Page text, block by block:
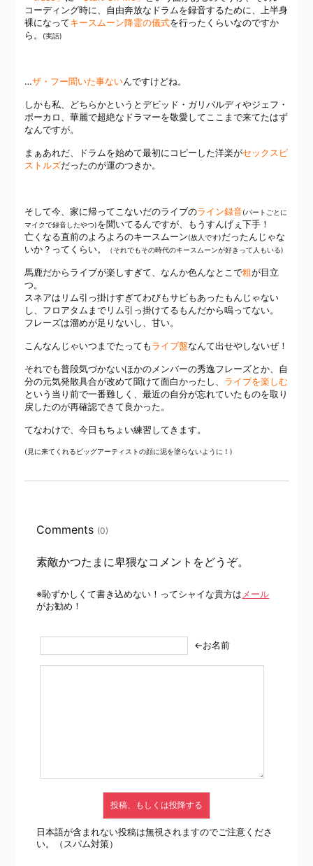
コーディング時に、自由奔放なドラムを録音するために、上半身
裸になってキースムーン降霊の儀式を行ったくらいなのですか
ら。
(実話)
…ザ・フー聞いた事ないんですけどね。
しかも私、どちらかというとデビッド・ガリバルディやジェフ・
ポーカロ、華麗で超絶なドラマーを敬愛してここまで来てたはず
なんですが。
まぁあれだ、ドラムを始めて最初にコピーした洋楽がセックスピ
ストルズだったのが運のつきか。
そして今、家に帰ってこないだのライブのライン録音(パートごとに
マイクで録音したやつ)を聞いてるんですが、もうすんげぇ下手！
亡くなる直前のよろよろのキースムーン(故人です)だったんじゃな
いか？ってくらい。
（それでもその時代のキースムーンが好きって人もいる)
馬鹿だからライブが楽しすぎて、なんか色んなとこで粗が目立
つ。
スネアはリム引っ掛けすぎてわびもサビもあったもんじゃない
し、フロアタムまでリム引っ掛けてるもんだから鳴ってない。
フレーズは溜めが足りないし、甘い。
こんなんじゃいつまでたってもライブ盤なんて出せやしないぜ！
それでも普段気づかないほかのメンバーの秀逸フレーズとか、自
分の元気発散具合が改めて聞けて面白かったし、 ライブを楽しむ
という当り前で一番難しく、最近の自分が忘れていたものを取り
戻したのが再確認できて良かった。
てなわけで、今日もちょい練習してきます。
(見に来てくれるビッグアーティストの顔に泥を塗らないように！)
Comments (0)
素敵かつたまに卑猥なコメントをどうぞ。
※恥ずかしくて書き込めない！ってシャイな貴方は メール
がお勧め！
←お名前
日本語が含まれない投稿は無視されますのでご注意くださ
い。（スパム対策）